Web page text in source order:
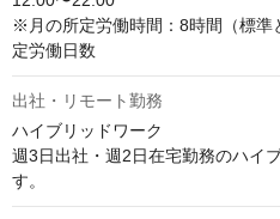
※月の所定労働時間：8時間（標準
出社・リモート勤務
ハイブリッドワーク
週3日出社・週2日在宅勤務のハイ
す。